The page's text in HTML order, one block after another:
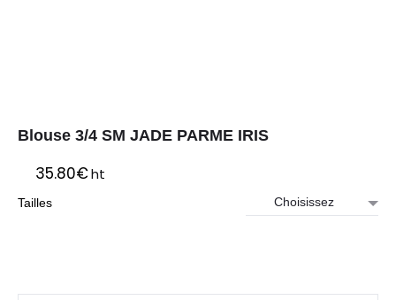
Blouse 3/4 SM JADE PARME IRIS
35.80€ht
Tailles